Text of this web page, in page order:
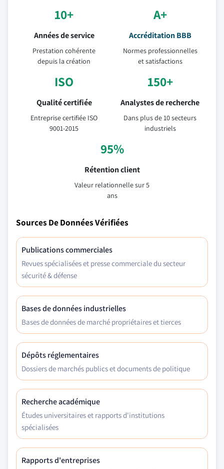
10+
Années de service
Prestation cohérente
depuis la création
A+
Accréditation BBB
Normes professionnelles
et satisfactions
ISO
Qualité certifiée
Entreprise certifiée ISO
9001-2015
150+
Analystes de recherche
Dans plus de 10 secteurs
industriels
95%
Rétention client
Valeur relationnelle sur 5
ans
Sources De Données Vérifiées
Publications commerciales
Revues spécialisées et presse commerciale du secteur
sécurité & défense
Bases de données industrielles
Bases de données de marché propriétaires et tierces
Dépôts réglementaires
Dossiers de marchés publics et documents de politique
Recherche académique
Études universitaires et rapports d'institutions
spécialisées
Rapports d'entreprises